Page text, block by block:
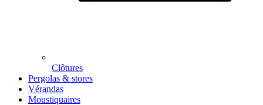
Clôtures
Pergolas & stores
Vérandas
Moustiquaires